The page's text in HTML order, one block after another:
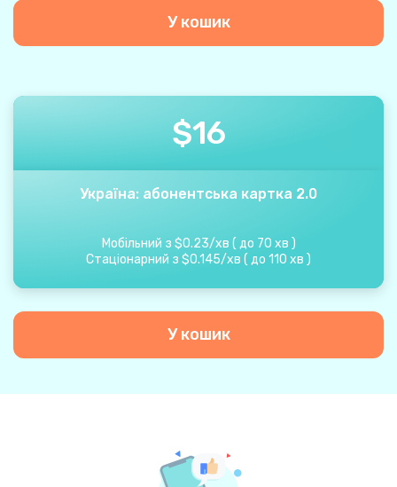
У кошик
$16
Україна: абонентська картка 2.0
Мобільний з $0.23/хв ( до 70 хв )
Стаціонарний з $0.145/хв ( до 110 хв )
У кошик